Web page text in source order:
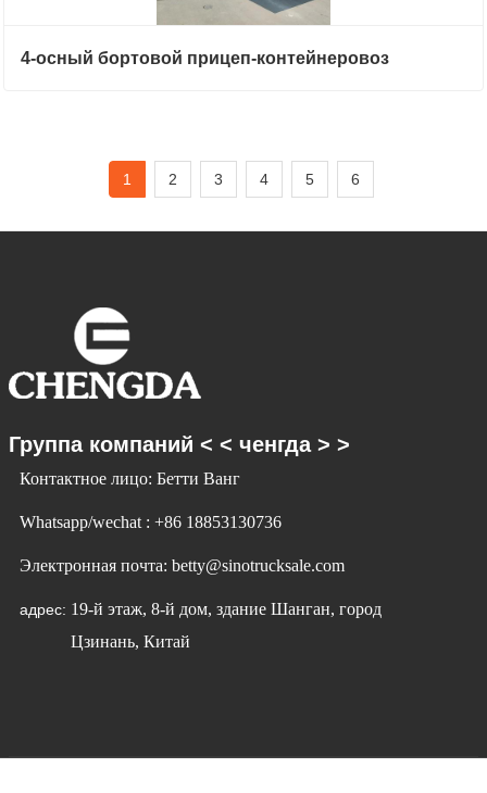
4-осный бортовой прицеп-контейнеровоз
1 2 3 4 5 6
Группа компаний < < ченгда > >
Контактное лицо: Бетти Ванг
Whatsapp/wechat : +86 18853130736
Электронная почта: betty@sinotrucksale.com
адрес: 19-й этаж, 8-й дом, здание Шанган, город
Цзинань, Китай